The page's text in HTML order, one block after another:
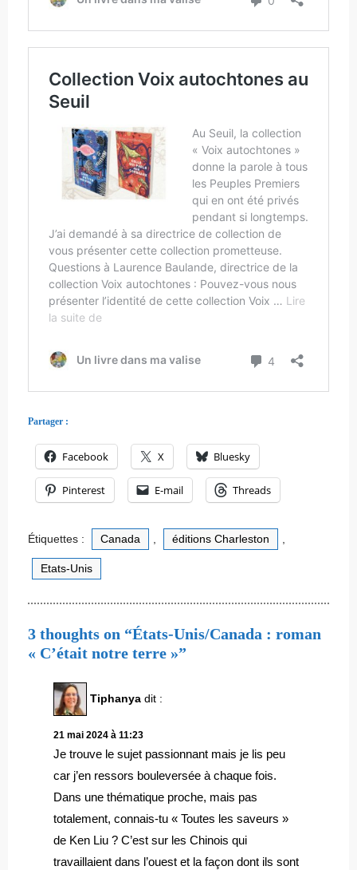
Partager :
Facebook X Bluesky
Pinterest E-mail Threads
Étiquettes : Canada éditions Charleston
Etats-Unis
3 thoughts on “États-Unis/Canada : roman
« C’était notre terre »”
Tiphanya dit :
21 mai 2024 à 11:23
Je trouve le sujet passionnant mais je lis peu
car j’en ressors bouleversée à chaque fois.
Dans une thématique proche, mais pas
totalement, connais-tu « Toutes les saveurs »
de Ken Liu ? C’est sur les Chinois qui
travaillaient dans l’ouest et la façon dont ils sont